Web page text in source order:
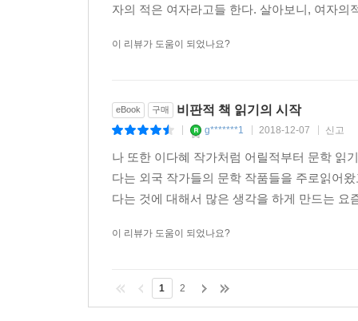
자의 적은 여자라고들 한다. 살아보니, 여자
이 리뷰가 도움이 되었나요?
eBook 구매 비판적 책 읽기의 시작
g*******1 2018-12-07 신고
나 또한 이다혜 작가처럼 어릴적부터 문학 읽
다는 외국 작가들의 문학 작품들을 주로읽어
다는 것에 대해서 많은 생각을 하게 만드는
이 리뷰가 도움이 되었나요?
1 2